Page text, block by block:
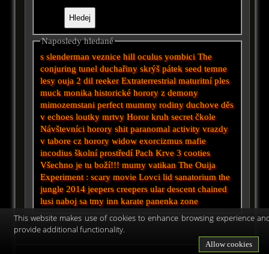
Naposledy hledané
s slenderman veznice hill oculus yombici The
conjuring tunel duchařiny skrýš pátek seed temne
lesy ouja 2 dil reeker Extraterrestrial maturitní ples
muck monika historické horory z demony
mimozemstani perfect mummy rodiny duchoveděs
v echoes loutky mrtvy Horor kruh secret čkole
Návštevníci horory shit paranomal activity vrazdy
v tabore cz horory widow exorcizmus mafie
incodius školní prostředí Pach Krve 3 cooties
Všechno je tu boží!!!mumy vatikan The Ouija
Experiment :scary movie Lovci lid sanatorium the
jungle 2014 jeepers creepers ular descent chained
lusi naboj sa tmy inn karate panenka zone
This website makes use of cookies to enhance browsing experience
provide additional functionality.
Allow cookies